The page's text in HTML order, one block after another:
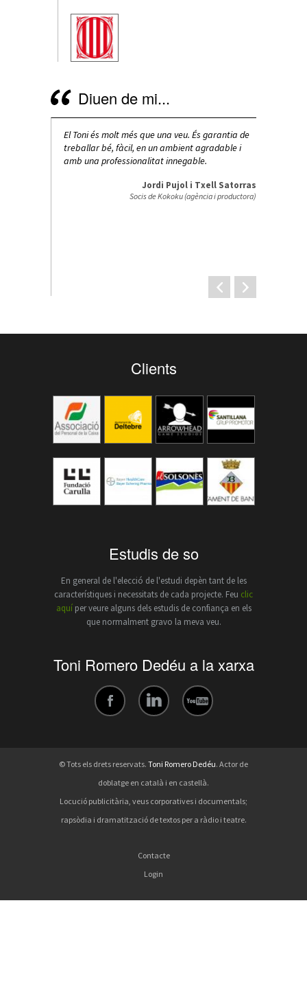
Diuen de mi...
El Toni és molt més que una veu. És garantia de
treballar bé, fàcil, en un ambient agradable i
amb una professionalitat innegable.
Jordi Pujol i Txell Satorras
Socis de Kokoku (agència i productora)
Clients
Estudis de so
En general de l'elecció de l'estudi depèn tant de les
característiques i necessitats de cada projecte. Feu clic
aquíper veure alguns dels estudis de confiança en els
que normalment gravo la meva veu.
Toni Romero Dedéu a la xarxa
© Tots els drets reservats. Toni Romero Dedéu. Actor de
doblatge en català i en castellà.
Locució publicitària, veus corporatives i documentals;
rapsòdia i dramatització de textos per a ràdio i teatre.
Contacte
Login